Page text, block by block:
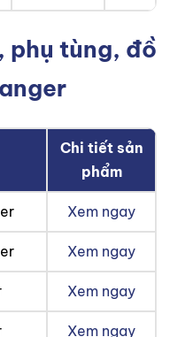
phụ tùng, đồ
Chi tiết sản
phẩm
Xem ngay
Xem ngay
Xem ngay
Xem ngay